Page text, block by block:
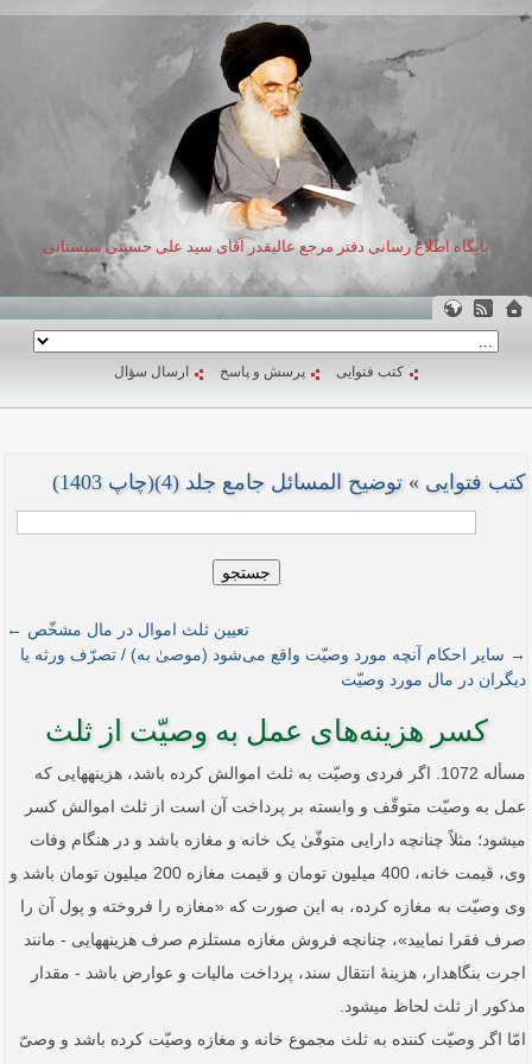
پایگاه اطلاع رسانی دفتر مرجع عالیقدر آقای سید علی حسینی سیستانی
کتب فتوایی پرسش و پاسخ ارسال سؤال
کتب فتوایی » توضیح المسائل جامع جلد (4)(چاپ 1403)
جستجو
تعیین ثلث اموال در مال مشخّص ←
→ سایر احکام آنچه مورد وصیّت واقع می‌شود (موصیٰ به) / تصرّف ورثه یا
دیگران در مال مورد وصیّت
کسر هزینه­‌های عمل به وصیّت از ثلث
مسأله 1072. اگر فردی وصیّت به ثلث اموالش کرده باشد، هزینه­هایی که
عمل به وصیّت متوقّف و وابسته بر پرداخت آن است از ثلث اموالش کسر
می­شود؛ مثلاً چنانچه دارایی متوفّیٰ یک خانه و مغازه باشد و در هنگام وفات
وی، قیمت خانه، 400 میلیون تومان و قیمت مغازه 200 میلیون تومان باشد و
وی وصیّت به مغازه کرده، به این صورت که «مغازه را فروخته و پول آن را
صرف فقرا نمایید»، چنانچه فروش مغازه مستلزم صرف هزینه­هایی - مانند
اجرت بنگاه­دار، هزینۀ انتقال سند، پرداخت مالیات و عوارض باشد - مقدار
مذکور از ثلث لحاظ می­شود.
امّا اگر وصیّت کننده به ثلث مجموع خانه و مغازه وصیّت کرده باشد و وصیّ